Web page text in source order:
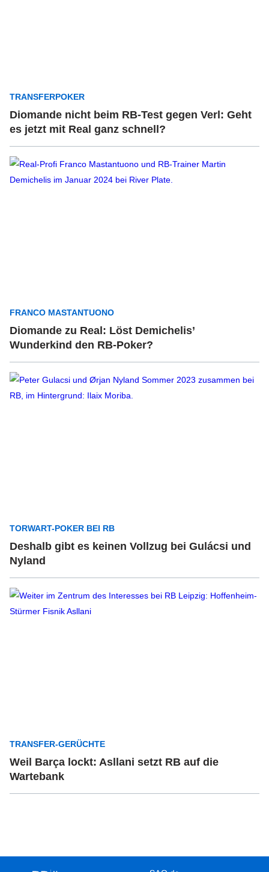
TRANSFERPOKER
Diomande nicht beim RB-Test gegen Verl: Geht
es jetzt mit Real ganz schnell?
FRANCO MASTANTUONO
Diomande zu Real: Löst Demichelis’
Wunderkind den RB-Poker?
TORWART-POKER BEI RB
Deshalb gibt es keinen Vollzug bei Gulácsi und
Nyland
TRANSFER-GERÜCHTE
Weil Barça lockt: Asllani setzt RB auf die
Wartebank